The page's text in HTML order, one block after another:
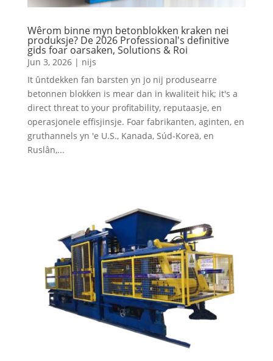
Wêrom binne myn betonblokken kraken nei
produksje? De 2026 Professional's definitive
gids foar oarsaken, Solutions & Roi
Jun 3, 2026| nijs
It ûntdekken fan barsten yn jo nij produsearre
betonnen blokken is mear dan in kwaliteit hik; it's a
direct threat to your profitability, reputaasje, en
operasjonele effisjinsje. Foar fabrikanten, aginten, en
gruthannels yn 'e U.S., Kanada, Súd-Koreä, en
Ruslân,...